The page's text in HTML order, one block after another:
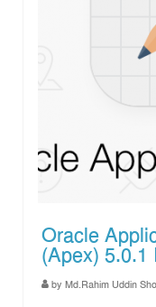
Oracle
(Apex) 5.0.1
by Md.Rahim Uddin